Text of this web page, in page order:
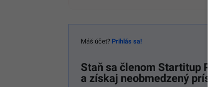
Máš účet? Prihlás sa!
Staň sa členom Startitup
a získaj neobmedzený